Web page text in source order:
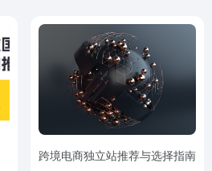
跨境电商独立站推荐与选择指南